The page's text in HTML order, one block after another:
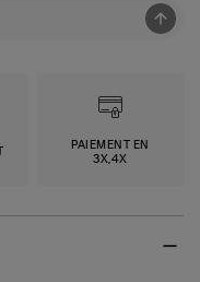
PAIEMENT EN
3X,4X